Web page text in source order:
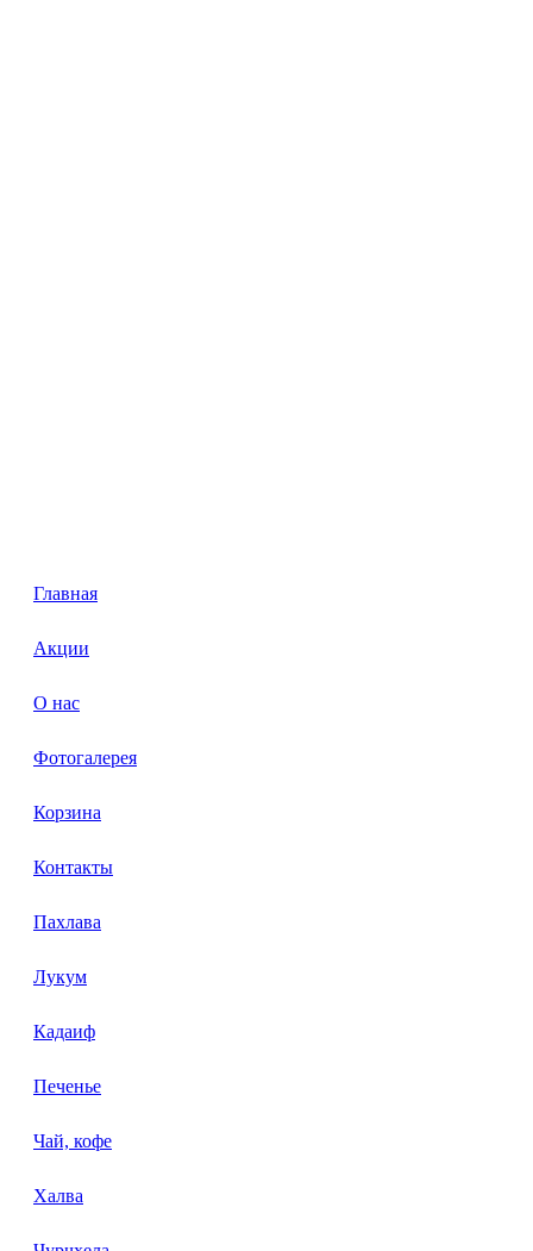
Главная
Акции
О нас
Фотогалерея
Корзина
Контакты
Пахлава
Лукум
Кадаиф
Печенье
Чай, кофе
Халва